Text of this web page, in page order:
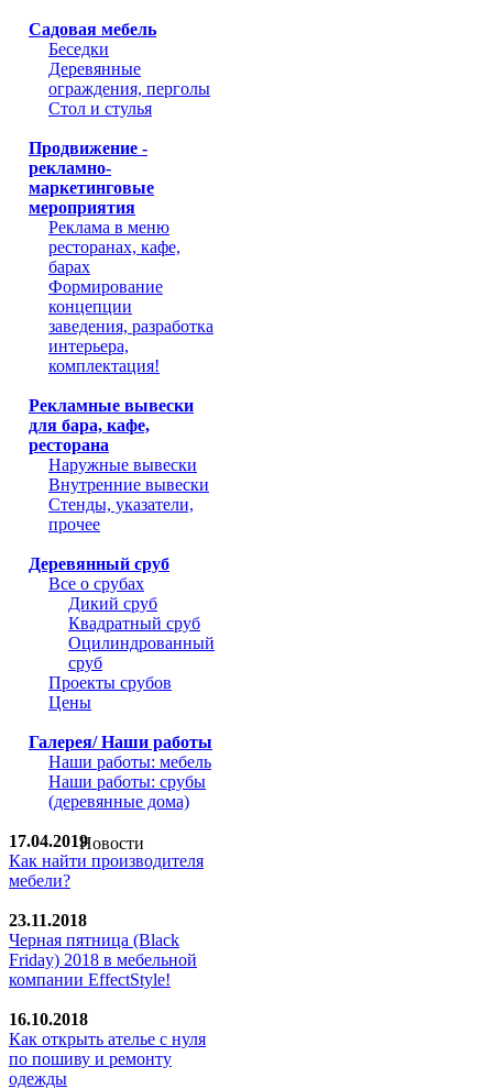
Садовая мебель
Беседки
Деревянные
ограждения, перголы
Стол и стулья
Продвижение -
рекламно-
маркетинговые
мероприятия
Реклама в меню
ресторанах, кафе,
барах
Формирование
концепции
заведения, разработка
интерьера,
комплектация!
Рекламные вывески
для бара, кафе,
ресторана
Наружные вывески
Внутренние вывески
Стенды, указатели,
прочее
Деревянный сруб
Все о срубах
Дикий сруб
Квадратный сруб
Оцилиндрованный
сруб
Проекты срубов
Цены
Галерея/ Наши работы
Наши работы: мебель
Наши работы: срубы
(деревянные дома)
Новости
17.04.2019
Как найти производителя
мебели?
23.11.2018
Черная пятница (Black
Friday) 2018 в мебельной
компании EffectStyle!
16.10.2018
Как открыть ателье с нуля
по пошиву и ремонту
одежды